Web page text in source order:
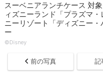
スーベニアランチケース 対
ィズニーランド「プラズマ
ニーリゾート「ディズニー
ー
©Disney
前の写真 記